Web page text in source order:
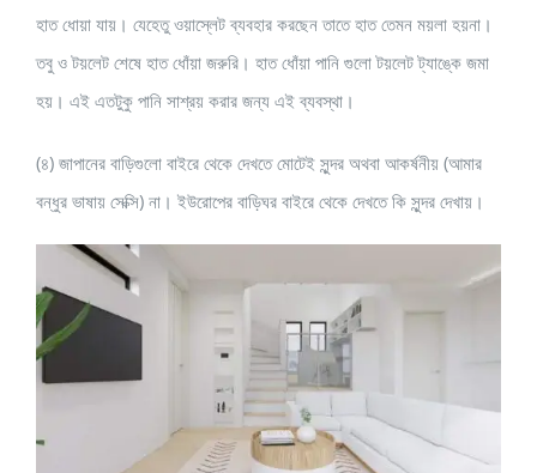
হাত ধোয়া যায়। যেহেতু ওয়াস্লেট ব্যবহার করছেন তাতে হাত তেমন ময়লা হয়না।
তবু ও টয়লেট শেষে হাত ধোঁয়া জরুরি। হাত ধোঁয়া পানি গুলো টয়লেট ট্যাঙ্কে জমা
হয়। এই এতটুকু পানি সাশ্রয় করার জন্য এই ব্যবস্থা।
(৪) জাপানের বাড়িগুলো বাইরে থেকে দেখতে মোটেই সুন্দর অথবা আকর্ষনীয় (আমার
বন্ধুর ভাষায় সেক্সি) না। ইউরোপের বাড়িঘর বাইরে থেকে দেখতে কি সুন্দর দেখায়।